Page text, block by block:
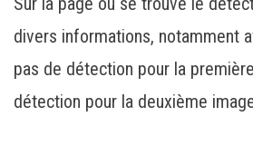
divers informations, notamment
pas de détection pour la
détection pour la deuxième